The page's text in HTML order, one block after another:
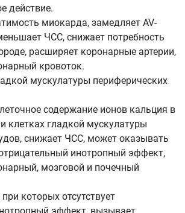
действие.
миокарда, замедляет AV-
ЧСС, снижает потребность
расширяет коронарные артерии,
кровоток.
мускулатуры периферических
содержание ионов кальция в
клетках гладкой мускулатуры
снижает ЧСС, может оказывать
инотропный эффект,
мозговой и почечный
которых отсутствует